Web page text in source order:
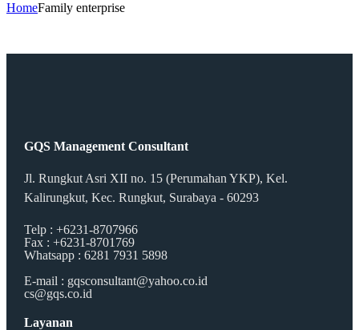
HomeFamily enterprise
GQS Management Consultant
Jl. Rungkut Asri XII no. 15 (Perumahan YKP), Kel.
Kalirungkut, Kec. Rungkut, Surabaya - 60293
Telp : +6231-8707966
Fax : +6231-8701769
Whatsapp : 6281 7931 5898
E-mail : gqsconsultant@yahoo.co.id
cs@gqs.co.id
Layanan